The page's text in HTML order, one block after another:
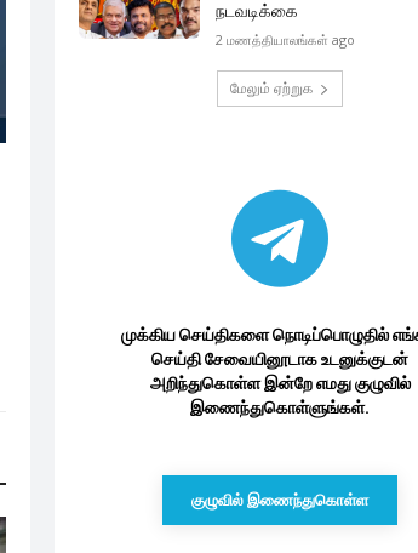
நடவடிக்கை
2 மணத்தியாலங்கள் ago
மேலும் ஏற்றுக
முக்கிய செய்திகளை நொடிப்பொழுதில்
செய்தி சேவையினூடாக உடனுக்குடன்
அறிந்துகொள்ள இன்றே எமது குழுவில்
இணைந்துகொள்ளுங்கள்.
குழுவில் இணைந்துகொள்ள